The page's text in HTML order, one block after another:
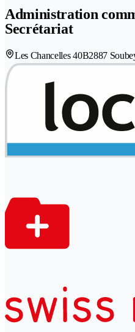
Administration
Secrétariat
Les Chancelles 40B2887